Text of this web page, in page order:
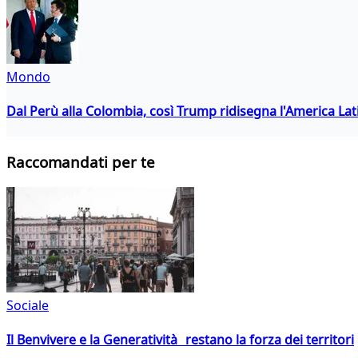
Mondo
Dal Perù alla Colombia, così Trump ridisegna l'America
Raccomandati per te
Sociale
Il Benvivere e la Generatività restano la forza dei territori